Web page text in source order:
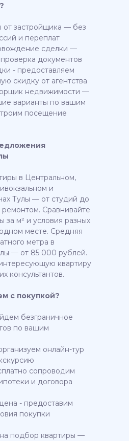
от застройщика — без
и переплат
сделки —
документов
- предоставляем
скидку от агентства
недвижимости —
варианты по вашим
посещение
в Центральном,
и
Тулы — от студий до
ремонтом. Сравнивайте
за м² и условия разных
месте. Средняя
метра в
— от 85 000 рублей.
квартиру
консультантов.
с покупкой?
безграничное
по вашим
онлайн-тур
сопроводим
и договора
- предоставим
покупки
на подбор квартиры —